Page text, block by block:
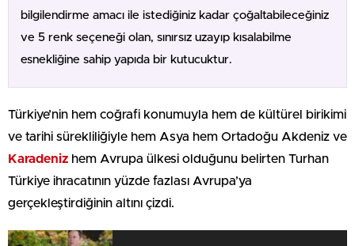
bilgilendirme amacı ile istediğiniz kadar çoğaltabileceğiniz
ve 5 renk seçeneği olan, sınırsız uzayıp kısalabilme
esnekliğine sahip yapıda bir kutucuktur.
Türkiye’nin hem coğrafi konumuyla hem de kültürel birikimi
ve tarihi sürekliliğiyle hem Asya hem Ortadoğu Akdeniz ve
Karadeniz hem Avrupa ülkesi olduğunu belirten Turhan
Türkiye ihracatının yüzde fazlası Avrupa’ya
gerçekleştirdiğinin altını çizdi.